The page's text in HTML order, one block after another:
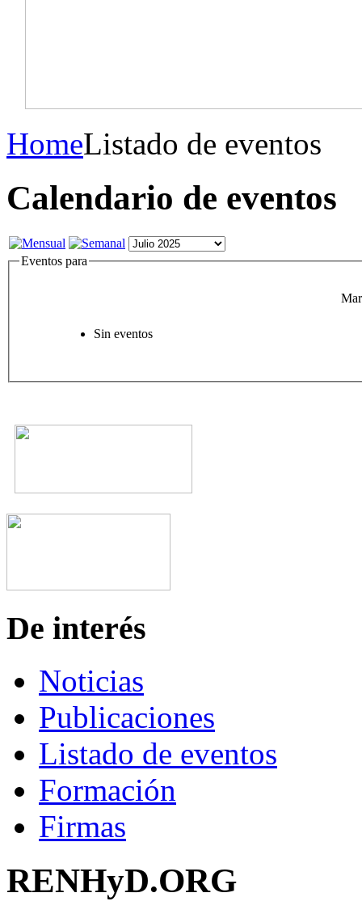
HomeListado de eventos
Calendario de eventos
Eventos para
Sin eventos
De interés
Noticias
Publicaciones
Listado de eventos
Formación
Firmas
RENHyD.ORG